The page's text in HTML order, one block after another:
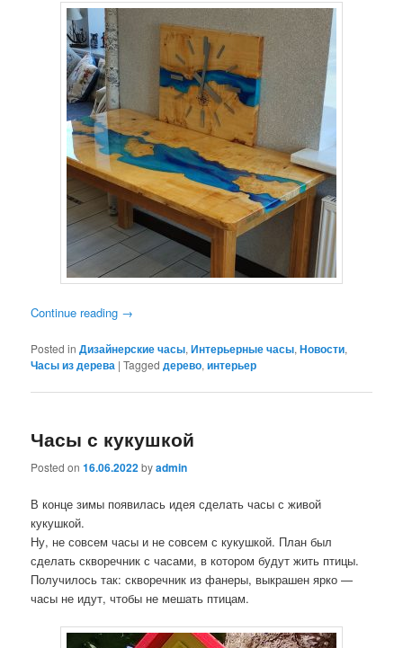
Continue reading →
Posted in Дизайнерские часы,Интерьерные часы,Новости,
Часы из дерева |Tagged дерево,интерьер
Часы с кукушкой
Posted on16.06.2022byadmin
В конце зимы появилась идея сделать часы с живой
кукушкой.
Ну, не совсем часы и не совсем с кукушкой. План был
сделать скворечник с часами, в котором будут жить птицы.
Получилось так: скворечник из фанеры, выкрашен ярко —
часы не идут, чтобы не мешать птицам.